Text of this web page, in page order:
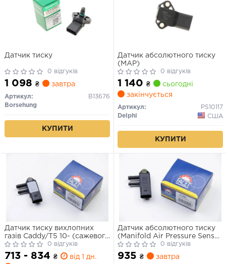
Датчик тиску
0 відгуків
1 098 ₴ завтра
Артикул:
B13676
Borsehung
КУПИТИ
Датчик абсолютного тиску
(MAP)
0 відгуків
1 140 ₴
сьогодні
закінчується
Артикул:
PS10117
Delphi
США
КУПИТИ
Датчик тиску вихлопних
газів Caddy/T5 10- (сажевого
Фільтра) 059 906 051 C
0 відгуків
713 - 834 ₴
від 1 дн.
Датчик абсолютного тиску
(Manifold Air Pressure Sensor,
MAP sensor)0 відгуків
935 ₴ завтра